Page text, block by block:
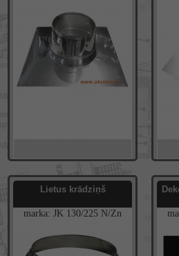
Lietus krādziņš
marka: JK 130/225 N/Zn